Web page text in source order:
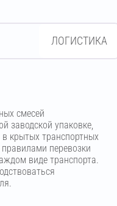
темно-серый
ЛОГИСТИКА
смесей
заводской упаковке,
крытых транспортных
правилами перевозки
виде транспорта.